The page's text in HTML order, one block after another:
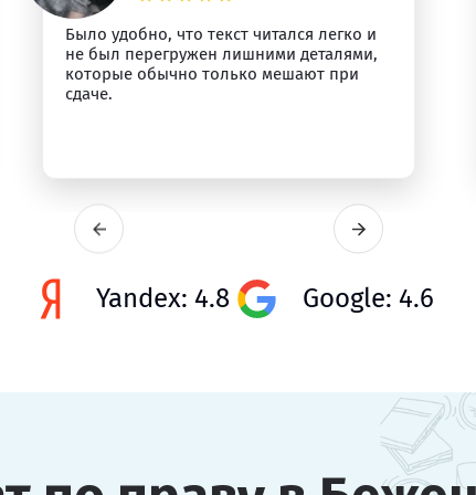
Было удобно, что текст читался легко и
не был перегружен лишними деталями,
которые обычно только мешают при
сдаче.
Yandex: 4.8 Google: 4.6